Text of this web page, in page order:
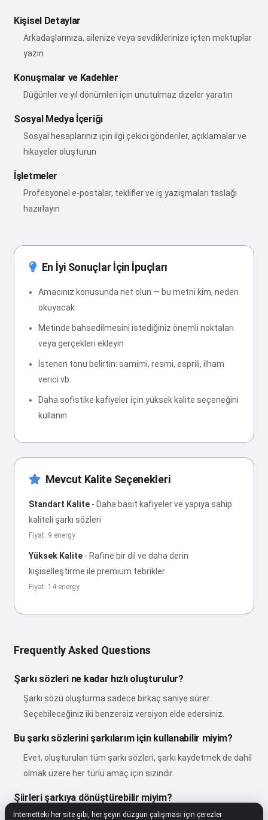
Kişisel Detaylar
Arkadaşlarınıza, ailenize veya sevdiklerinize içten mektuplar
yazın
Konuşmalar ve Kadehler
Düğünler ve yıl dönümleri için unutulmaz dizeler yaratın
Sosyal Medya İçeriği
Sosyal hesaplarınız için ilgi çekici gönderiler, açıklamalar ve
hikayeler oluşturun
İşletmeler
Profesyonel e-postalar, teklifler ve iş yazışmaları taslağı
hazırlayın
En İyi Sonuçlar İçin İpuçları
Amacınız konusunda net olun — bu metni kim, neden
okuyacak
Metinde bahsedilmesini istediğiniz önemli noktaları
veya gerçekleri ekleyin
İstenen tonu belirtin: samimi, resmi, esprili, ilham
verici vb.
Daha sofistike kafiyeler için yüksek kalite seçeneğini
kullanın
Mevcut Kalite Seçenekleri
Standart Kalite - Daha basit kafiyeler ve yapıya sahip
kaliteli şarkı sözleri
Fiyat: 9 energy
Yüksek Kalite - Rafine bir dil ve daha derin
kişiselleştirme ile premium tebrikler
Fiyat: 14 energy
Frequently Asked Questions
Şarkı sözleri ne kadar hızlı oluşturulur?
Şarkı sözü oluşturma sadece birkaç saniye sürer.
Seçebileceğiniz iki benzersiz versiyon elde edersiniz.
Bu şarkı sözlerini şarkılarım için kullanabilir miyim?
Evet, oluşturulan tüm şarkı sözleri, şarkı kaydetmek de dahil
olmak üzere her türlü amaç için sizindir.
Şiirleri şarkıya dönüştürebilir miyim?
Evet! Herhangi bir şiiri müzik ve vokallerle güzel bir şarkıya
İnternetteki her site gibi, her şeyin düzgün çalışması için çerezler